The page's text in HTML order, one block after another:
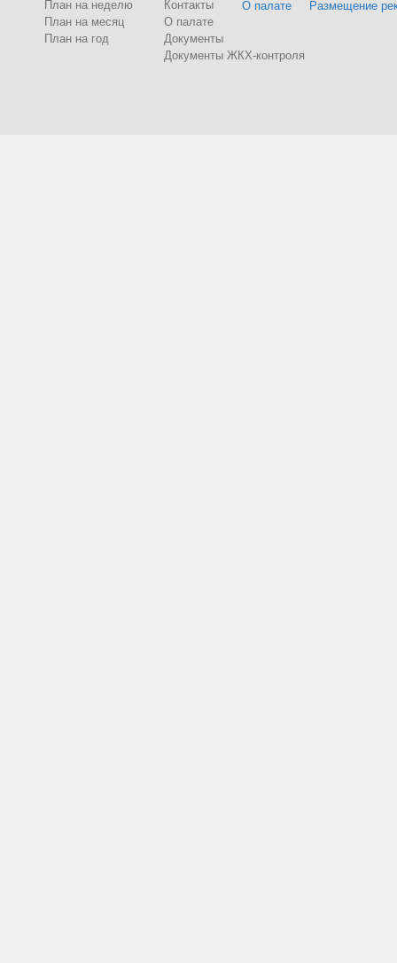
План на неделю
План на месяц
План на год
Контакты
О палате
Документы
Документы ЖКХ-контроля
О палате Размещение